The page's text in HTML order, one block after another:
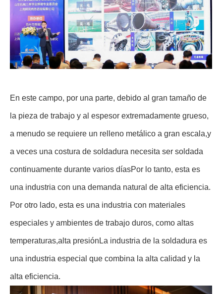
En este campo, por una parte, debido al gran tamaño de
la pieza de trabajo y al espesor extremadamente grueso,
a menudo se requiere un relleno metálico a gran escala,y
a veces una costura de soldadura necesita ser soldada
continuamente durante varios díasPor lo tanto, esta es
una industria con una demanda natural de alta eficiencia.
Por otro lado, esta es una industria con materiales
especiales y ambientes de trabajo duros, como altas
temperaturas,alta presiónLa industria de la soldadura es
una industria especial que combina la alta calidad y la
alta eficiencia.